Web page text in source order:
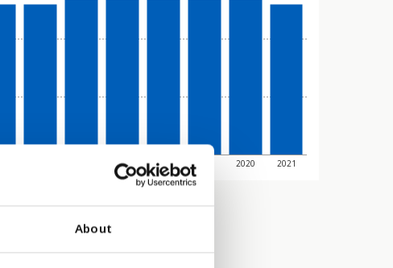
About
2017 2018 2019 2020 2021